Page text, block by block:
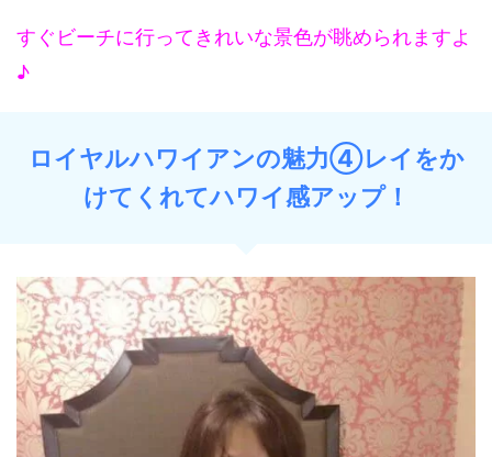
すぐビーチに行ってきれいな景色が眺められますよ
♪
ロイヤルハワイアンの魅力④レイをか
けてくれてハワイ感アップ！